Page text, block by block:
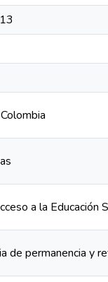
a la Educación
de permanencia y